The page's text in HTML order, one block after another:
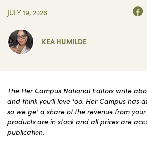
JULY 19, 2026
KEA HUMILDE
The Her Campus National Editors write
and think you’ll love too. Her Campus has
so we get a share of the revenue from your
products are in stock and all prices are
publication.